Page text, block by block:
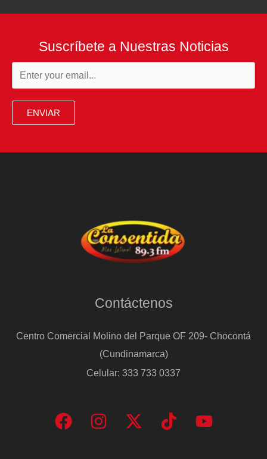
Suscríbete a Nuestras Noticias
ENVIAR
Contáctenos
Centro Comercial Molino del Parque OF 209- Chocontá
(Cundinamarca)
Celular: 333 733 0337